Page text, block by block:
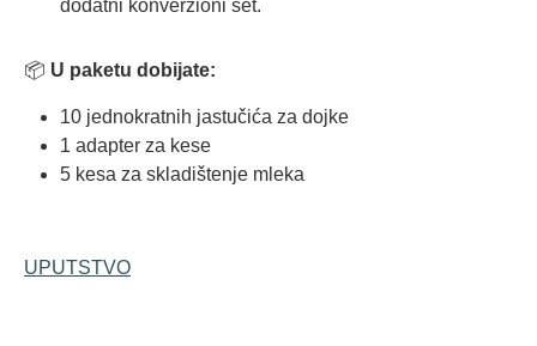
dodatni konverzioni set.
📦 U paketu dobijate:
10 jednokratnih jastučića za dojke
1 adapter za kese
5 kesa za skladištenje mleka
UPUTSTVO